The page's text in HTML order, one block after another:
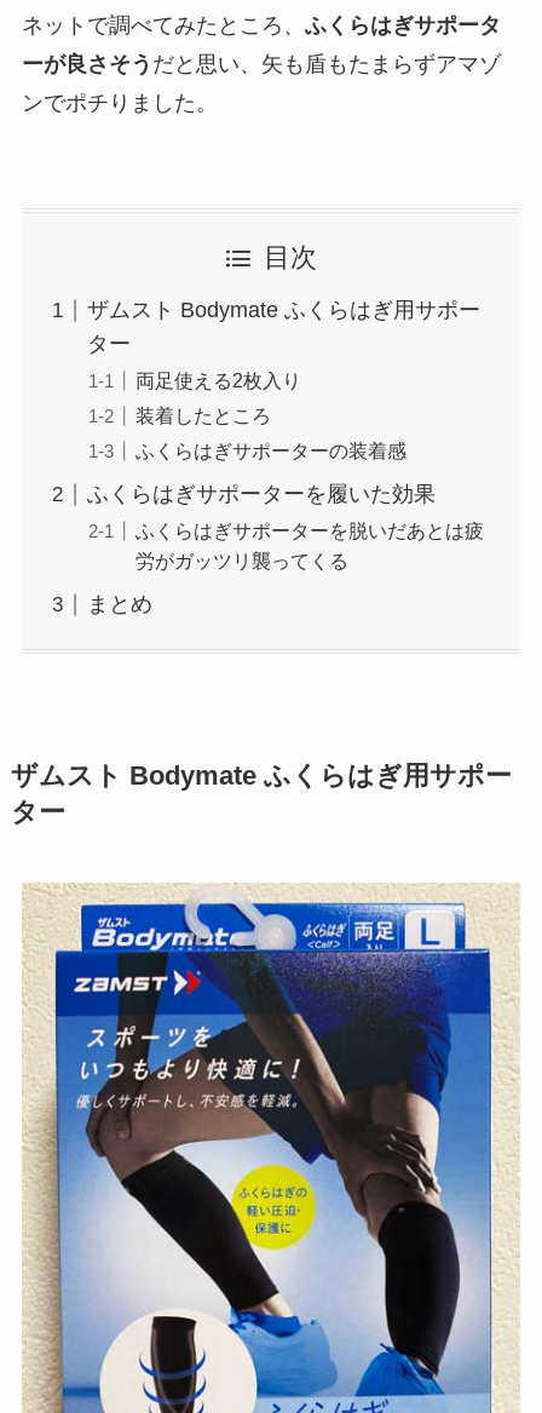
ネットで調べてみたところ、 ふくらはぎサポータ
ーが良さそう だと思い、矢も盾もたまらずアマゾ
ンでポチりました。
目次
ザムスト Bodymate ふくらはぎ用サポー
ター
両足使える2枚入り
装着したところ
ふくらはぎサポーターの装着感
ふくらはぎサポーターを履いた効果
ふくらはぎサポーターを脱いだあとは疲
労がガッツリ襲ってくる
まとめ
ザムスト Bodymate ふくらはぎ用サポー
ター